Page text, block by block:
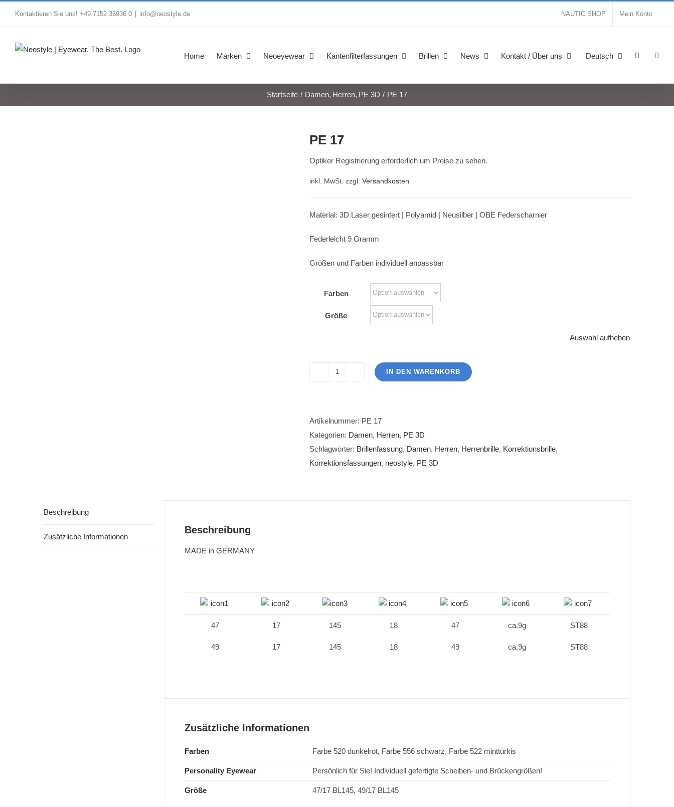
Kontaktieren Sie uns! +49 7152 35936 0 info@neostyle.de NAUTIC SHOP Mein Konto
Home Marken Neoeyewear Kantenfilterfassungen Brillen News Kontakt / Über uns Deutsch
Startseite Damen Herren PE 3D PE 17
PE 17
Optiker Registrierung erforderlich um Preise zu sehen.
inkl. MwSt. zzgl. Versandkosten
Material: 3D Laser gesintert | Polyamid | Neusilber | OBE Federscharnier
Federleicht 9 Gramm
Größen und Farben individuell anpassbar
Farben
Größe
Auswahl aufheben
IN DEN WARENKORB
Artikelnummer: PE 17
Kategorien: Damen, Herren, PE 3D
Schlagwörter: Brillenfassung, Damen, Herren, Herrenbrille, Korrektionsbrille,
Korrektionsfassungen, neostyle, PE 3D
Beschreibung
Zusätzliche Informationen
Beschreibung
MADE in GERMANY
47
49
17
17
145
145
18
18
47
49
ca.9g
ca.9g
ST88
ST88
Zusätzliche Informationen
Farben Farbe 520 dunkelrot, Farbe 556 schwarz, Farbe 522 minttürkis
Personality Eyewear Persönlich für Sie! Individuell gefertigte Scheiben- und Brückengrößen!
Größe 47/17 BL145, 49/17 BL145